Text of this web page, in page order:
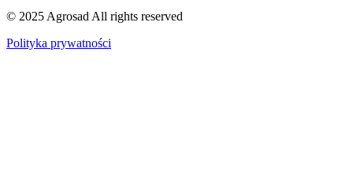
© 2025 Agrosad All rights reserved
Polityka prywatności